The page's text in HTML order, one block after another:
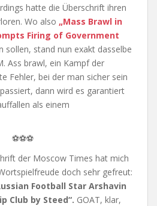
hatte die Überschrift ihren
Wo also „Mass Brawl in
Firing of Government
sollen, stand nun exakt dasselbe
Ass brawl, ein Kampf der
Fehler, bei der man sicher sein
dann wird es garantiert
als einem
⚽⚽⚽
der Moscow Times hat mich
doch sehr gefreut:
Football Star Arshavin
Club by Steed“. GOAT, klar,